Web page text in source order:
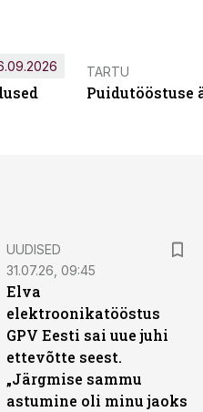
TARTU
Puidutööstuse
UUDISED
31.07.26, 09:45
Elva
elektroonikatööstus
GPV Eesti sai uue juhi
ettevõtte seest.
„Järgmise sammu
astumine oli minu jaoks